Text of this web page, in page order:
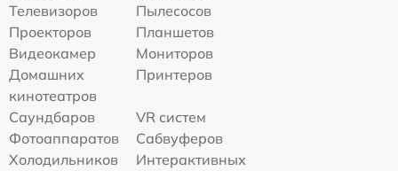
Телевизоров
Пылесосов
Проекторов
Планшетов
Видеокамер
Мониторов
Домашних
кинотеатров
Принтеров
Саундбаров
VR систем
Фотоаппаратов
Сабвуферов
Холодильников
Интерактивных